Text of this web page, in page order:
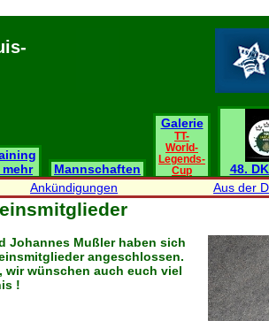
mehr
Mannschaften
Galerie
TT-
World-
Legends-
Cup
48.
Ankündigungen Aus der
Johannes Mußler haben sich
angeschlossen.
wir wünschen auch euch viel
!